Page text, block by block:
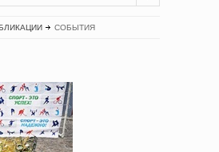
СОБЫТИЯ